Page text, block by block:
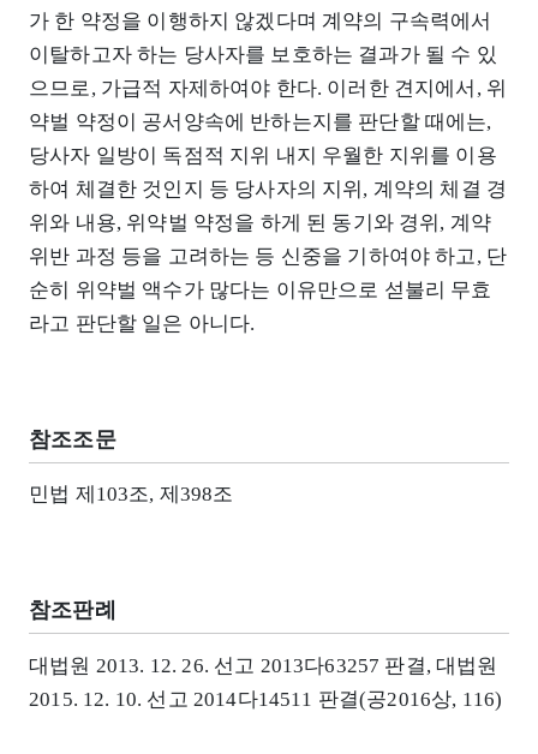
가 한 약정을 이행하지 않겠다며 계약의 구속력에서
이탈하고자 하는 당사자를 보호하는 결과가 될 수 있
으므로, 가급적 자제하여야 한다. 이러한 견지에서, 위
약벌 약정이 공서양속에 반하는지를 판단할 때에는,
당사자 일방이 독점적 지위 내지 우월한 지위를 이용
하여 체결한 것인지 등 당사자의 지위, 계약의 체결 경
위와 내용, 위약벌 약정을 하게 된 동기와 경위, 계약
위반 과정 등을 고려하는 등 신중을 기하여야 하고, 단
순히 위약벌 액수가 많다는 이유만으로 섣불리 무효
라고 판단할 일은 아니다.
참조조문
민법 제103조, 제398조
참조판례
대법원 2013. 12. 26. 선고 2013다63257 판결, 대법원
2015. 12. 10. 선고 2014다14511 판결(공2016상, 116)